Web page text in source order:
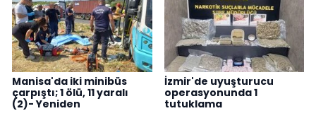
Manisa'da iki minibüs
çarpıştı; 1 ölü, 11 yaralı
(2)- Yeniden
İzmir'de uyuşturucu
operasyonunda 1
tutuklama